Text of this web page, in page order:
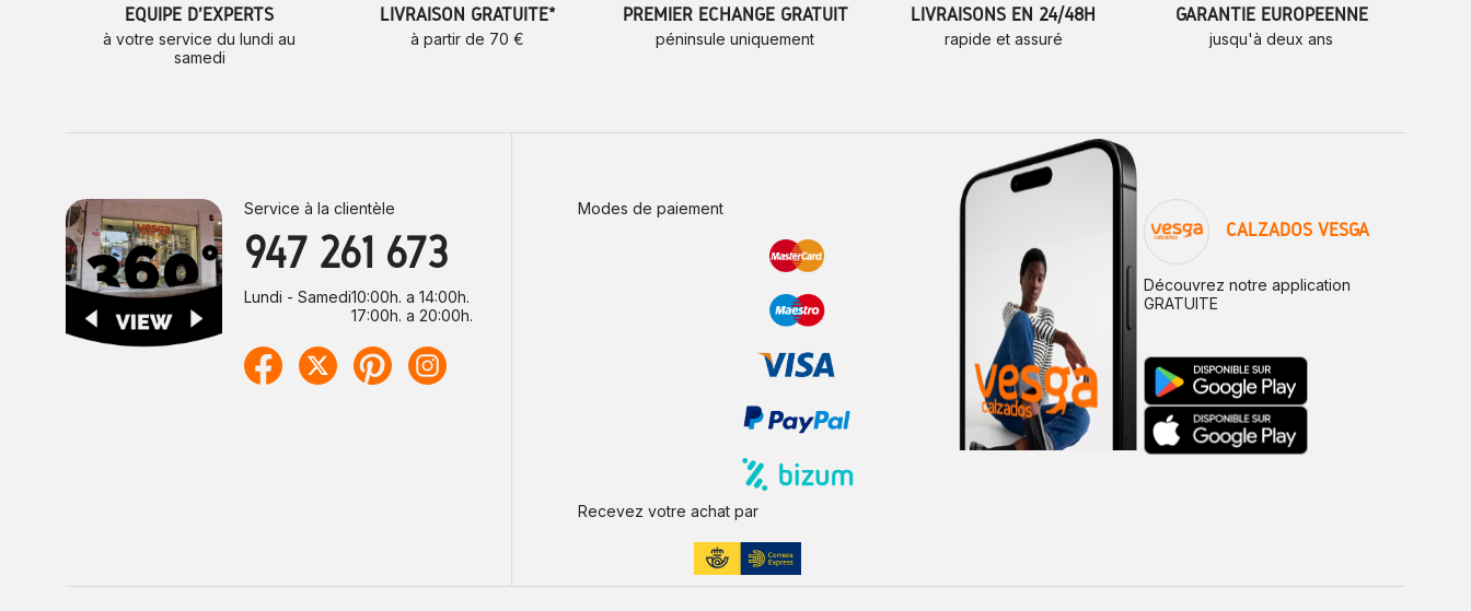
ÉQUIPE D'EXPERTS
à votre service du lundi au
samedi
LIVRAISON GRATUITE*
à partir de 70 €
PREMIER ÉCHANGE GRATUIT
péninsule uniquement
LIVRAISONS EN 24/48H
rapide et assuré
GARANTIE EUROPÉENNE
jusqu'à deux ans
Service à la clientèle
947 261 673
Lundi - Samedi10:00h. a 14:00h.
17:00h. a 20:00h.
Modes de paiement
Recevez votre achat par
CALZADOS VESGA
Découvrez notre application
GRATUITE